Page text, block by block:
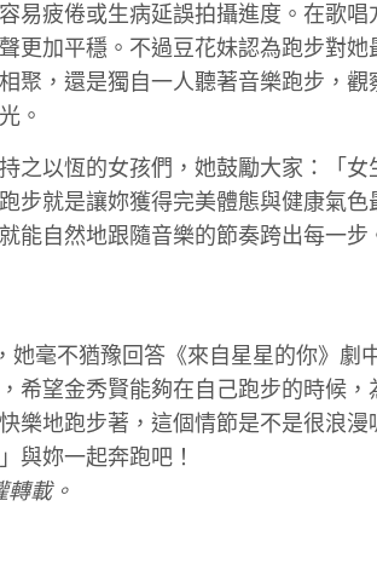
易疲倦或生病延誤拍攝進度。在歌
更加平穩。不過豆花妹認為跑步對
聚，還是獨自一人聽著音樂跑步，
。
之以恆的女孩們，她鼓勵大家：「
步就是讓妳獲得完美體態與健康氣
能自然地跟隨音樂的節奏跨出每一
毫不猶豫回答《來自星星的你》劇
希望金秀賢能夠在自己跑步的時候
樂地跑步著，這個情節是不是很浪
與妳一起奔跑吧！
轉載。